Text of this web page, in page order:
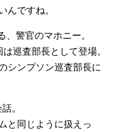
んですね。
警官のマホニー。
巡査部長として登場。
シンプソン巡査部長に
。
と同じように扱えっ